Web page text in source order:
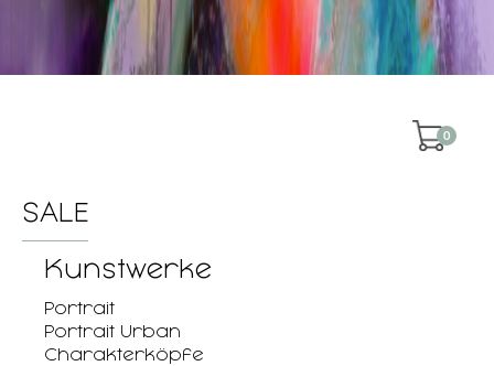
0
SALE
Kunstwerke
Portrait
Portrait Urban
Charakterköpfe